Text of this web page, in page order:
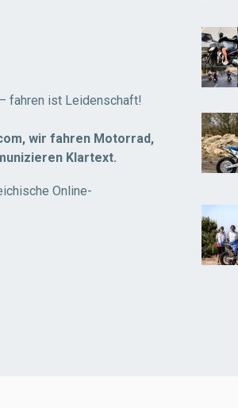
fahren ist Leidenschaft!
wir fahren Motorrad,
Klartext.
Online-